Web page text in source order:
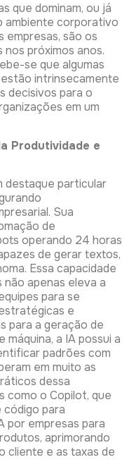
que dominam, ou já
ambiente corporativo
são os
próximos anos.
se que algumas
intrinsecamente
decisivos para o
em um
Produtividade e
destaque particular
Sua
de
operando 24 horas
de gerar textos,
Essa capacidade
apenas eleva a
para se
e
para a geração de
a IA possui a
padrões com
em muito as
dessa
como o Copilot, que
para
por empresas para
aprimorando
cliente e as taxas de